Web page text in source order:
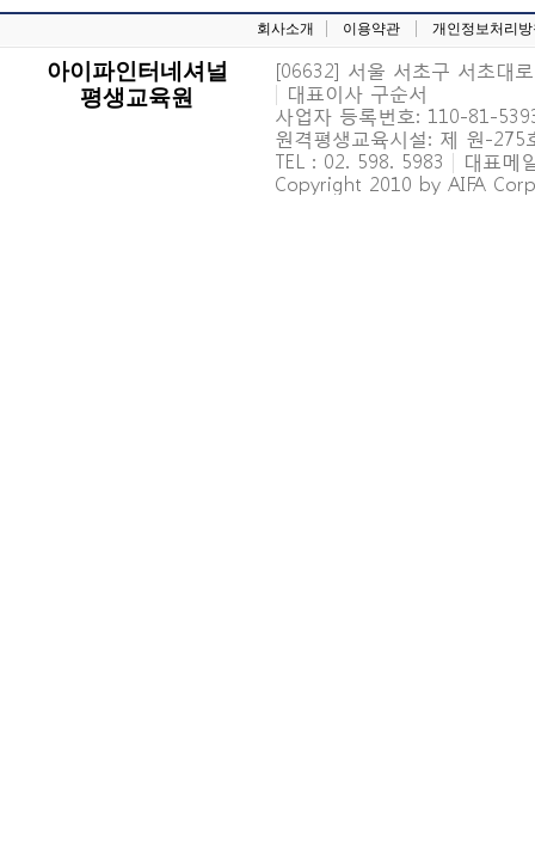
회사소개 이용약관 개인정보처리
아이파인터네셔널
평생교육원
[06632] 서울 서초구 서초대
| 대표이사 구순서
사업자 등록번호: 110-81-
원격평생교육시설: 제 원-
TEL : 02. 598. 5983 | 대표메
Copyright 2010 by AIFA